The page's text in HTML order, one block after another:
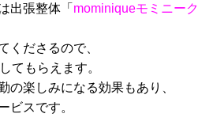
出張整体「 mominiqueモミニーク
くださるので、
てもらえます。
の楽しみになる効果もあり、
ビスです。